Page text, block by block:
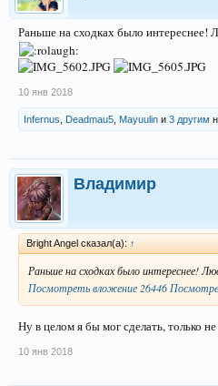
Раньше на сходках было интереснее!
10 янв 2018
Infernus Deadmau5 Mayuulin и 3 другим
Владимир
Bright Angel сказал(а): ↑
Раньше на сходках было интереснее!
Посмотреть вложение 26446
Ну в целом я бы мог сделать, только
10 янв 2018